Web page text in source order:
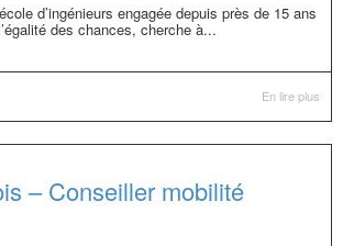
d’ingénieurs engagée depuis près de 15 ans
des chances, cherche à...
En lire plus
– Conseiller mobilité